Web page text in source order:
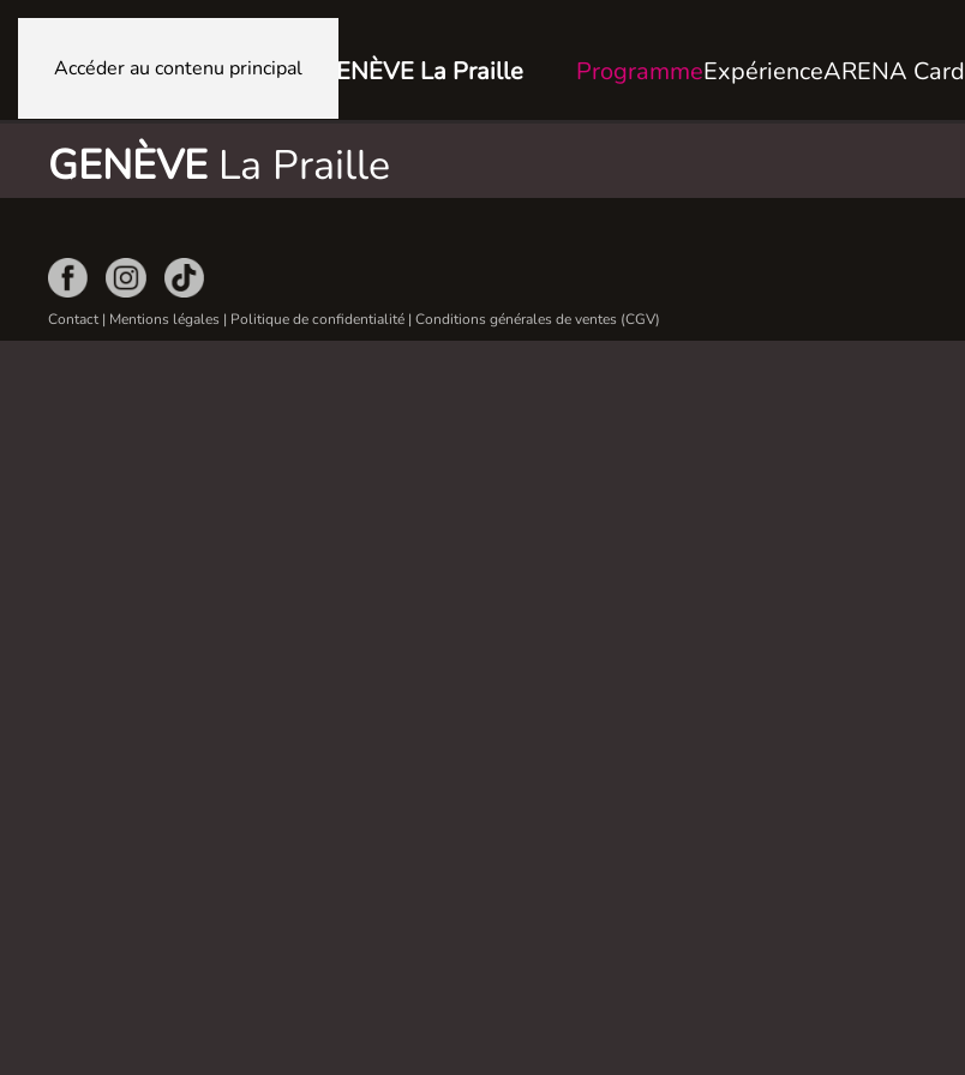
Accéder au contenu principal GENÈVE La Praille ProgrammeExpérienceARENA Card
GENÈVE La Praille
Contact| Mentions légales | Politique de confidentialité | Conditions générales de ventes (CGV)